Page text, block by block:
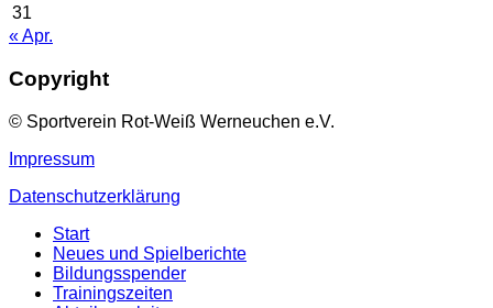
31
« Apr.
Copyright
© Sportverein Rot-Weiß Werneuchen e.V.
Impressum
Datenschutzerklärung
Start
Neues und Spielberichte
Bildungsspender
Trainingszeiten